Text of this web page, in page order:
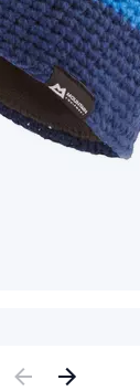
Previous